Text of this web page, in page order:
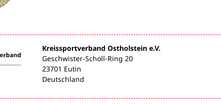
Kreissportverband Ostholstein e.V.
Geschwister-Scholl-Ring 20
23701 Eutin
Deutschland